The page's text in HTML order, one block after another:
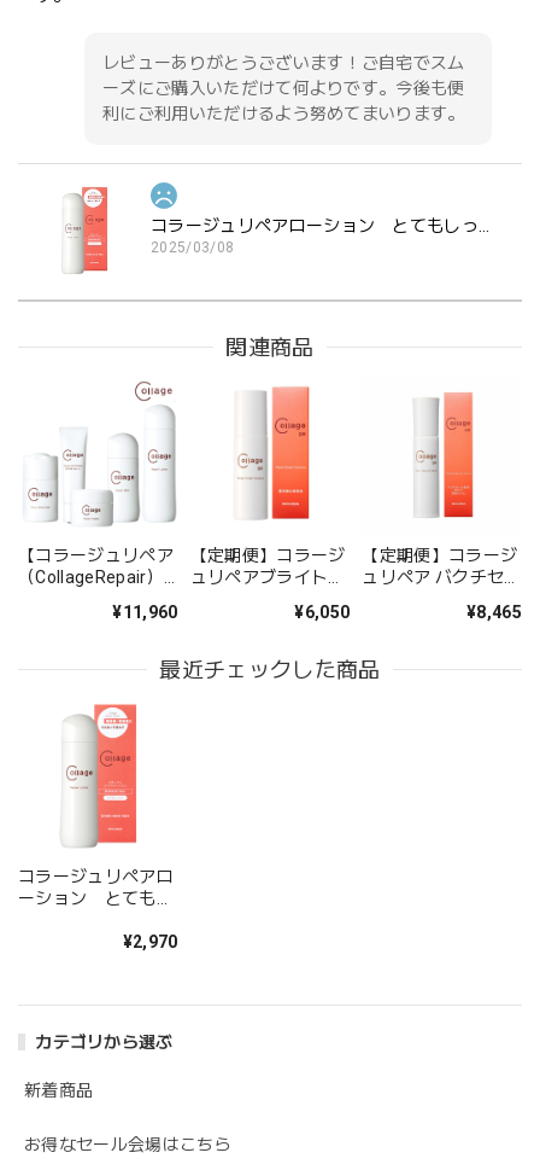
カテゴリから選ぶ
新着商品
お得なセール会場はこちら
レビューありがとうございます！ご自宅でスム
ーズにご購入いただけて何よりです。今後も便
利にご利用いただけるよう努めてまいります。
2025/03/08
め、1つしか要らないのに3つ購入した。届いたのは 2つだ
れたのに謝るでもなくお詫びの粗品もなく対応最悪。クーポ
ンや送料無料ラインを高く設定したりと沢山リピート買いさ
せる工夫するのに必死で肝心のサービス最悪。電話も謝らず
に切られいつ届くかも言われず。そもそもちゃんと注文数送
るべき。2度と買いません。
このたびはご不快な思いをさせてしまい、誠に
申し訳ございません。 ご注文内容に誤りがあ
り、ご迷惑をおかけしましたこと、心よりお詫
な点があったとのこと、重ねてお詫び申し上げ
サービス向上に努めてまいります。
たところです。乾燥肌荒れニキビで困っていましたが、こち
この度はご購入いただき、またレビューのご投
つ改善が見られているとのことで何よりです。
引き続き、お肌の状態を見ながらご使用いただ
関連商品
【コラージュリペア
（CollageRepair）
¥11,960
【定期便】コラージ
ュリペアブライトエ
¥6,050
【定期便】コラージ
ュリペア バクチセラ
¥8,465
最近チェックした商品
コラージュリペアロ
ーション とてもし
¥2,970